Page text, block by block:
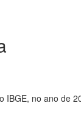
IBGE, no ano de